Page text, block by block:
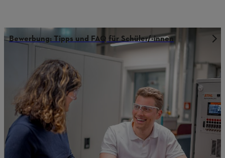
Bewerbung: Tipps und FAQ für Schüler/-innen